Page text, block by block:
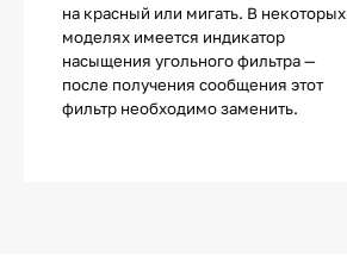
на красный или мигать. В некоторых
моделях имеется индикатор
насыщения угольного фильтра —
после получения сообщения этот
фильтр необходимо заменить.